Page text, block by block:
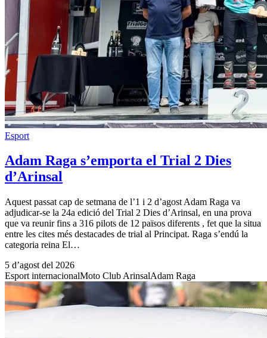
Esport
Adam Raga s’emporta el Trial 2 Dies
d’Arinsal
Aquest passat cap de setmana de l’1 i 2 d’agost Adam Raga va
adjudicar-se la 24a edició del Trial 2 Dies d’Arinsal, en una prova
que va reunir fins a 316 pilots de 12 països diferents , fet que la situa
entre les cites més destacades de trial al Principat. Raga s’endú la
categoria reina El…
5 d’agost del 2026
Esport internacionalMoto Club ArinsalAdam Raga